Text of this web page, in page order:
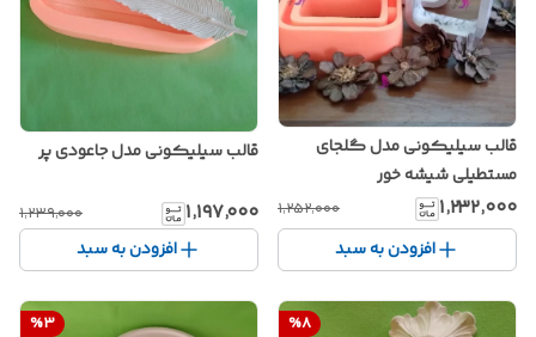
قالب سیلیکونی مدل گلجای
مستطیلی شیشه خور
۱٬۲۳۲٬۰۰۰ ۱٬۲۵۲٬۰۰۰
افزودن به سبد
قالب سیلیکونی مدل جاعودی پر
۱٬۱۹۷٬۰۰۰ ۱٬۲۳۹٬۰۰۰
افزودن به سبد
%8
%3